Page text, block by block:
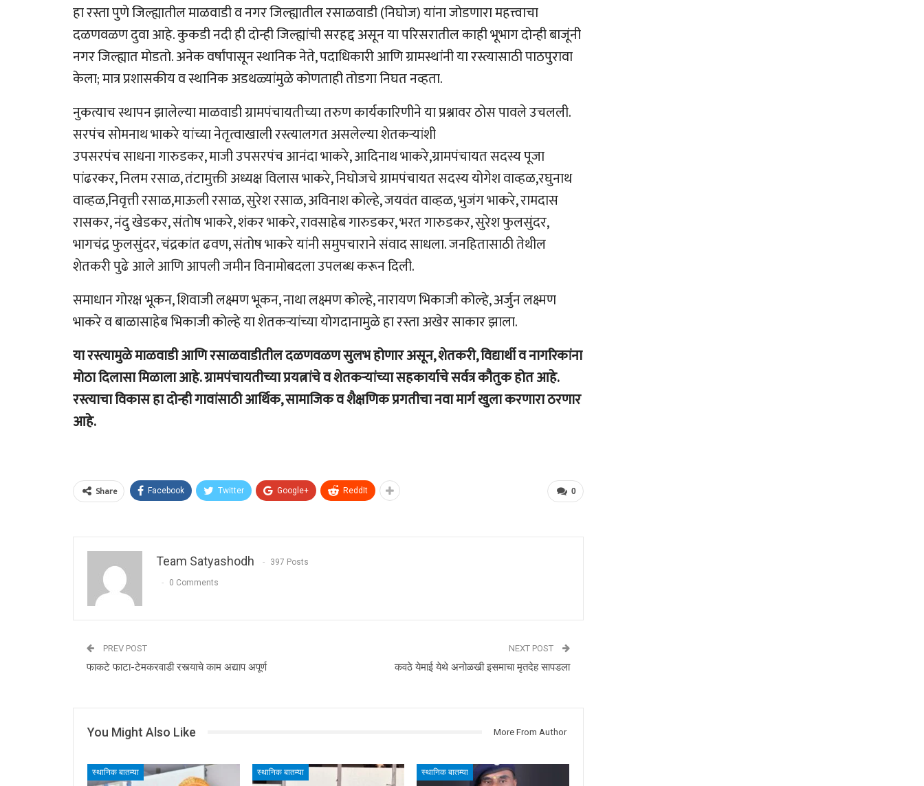
हा रस्ता पुणे जिल्ह्यातील माळवाडी व नगर जिल्ह्यातील रसाळवाडी (निघोज) यांना जोडणारा महत्त्वाचा
दळणवळण दुवा आहे. कुकडी नदी ही दोन्ही जिल्ह्यांची सरहद्द असून या परिसरातील काही भूभाग दोन्ही बाजूंनी
नगर जिल्ह्यात मोडतो. अनेक वर्षांपासून स्थानिक नेते, पदाधिकारी आणि ग्रामस्थांनी या रस्त्यासाठी पाठपुरावा
केला; मात्र प्रशासकीय व स्थानिक अडथळ्यांमुळे कोणताही तोडगा निघत नव्हता.
नुकत्याच स्थापन झालेल्या माळवाडी ग्रामपंचायतीच्या तरुण कार्यकारिणीने या प्रश्नावर ठोस पावले उचलली.
सरपंच सोमनाथ भाकरे यांच्या नेतृत्वाखाली रस्त्यालगत असलेल्या शेतकऱ्यांशी
उपसरपंच साधना गारुडकर, माजी उपसरपंच आनंदा भाकरे, आदिनाथ भाकरे,ग्रामपंचायत सदस्य पूजा
पांढरकर, निलम रसाळ, तंटामुक्ती अध्यक्ष विलास भाकरे, निघोजचे ग्रामपंचायत सदस्य योगेश वाव्हळ,रघुनाथ
वाव्हळ,निवृत्ती रसाळ,माऊली रसाळ, सुरेश रसाळ, अविनाश कोल्हे, जयवंत वाव्हळ, भुजंग भाकरे, रामदास
रासकर, नंदु खेडकर, संतोष भाकरे, शंकर भाकरे, रावसाहेब गारुडकर, भरत गारुडकर, सुरेश फुलसुंदर,
भागचंद्र फुलसुंदर, चंद्रकांत ढवण, संतोष भाकरे यांनी समुपचाराने संवाद साधला. जनहितासाठी तेथील
शेतकरी पुढे आले आणि आपली जमीन विनामोबदला उपलब्ध करून दिली.
समाधान गोरक्ष भूकन, शिवाजी लक्ष्मण भूकन, नाथा लक्ष्मण कोल्हे, नारायण भिकाजी कोल्हे, अर्जुन लक्ष्मण
भाकरे व बाळासाहेब भिकाजी कोल्हे या शेतकऱ्यांच्या योगदानामुळे हा रस्ता अखेर साकार झाला.
या रस्त्यामुळे माळवाडी आणि रसाळवाडीतील दळणवळण सुलभ होणार असून, शेतकरी, विद्यार्थी व नागरिकांना
मोठा दिलासा मिळाला आहे. ग्रामपंचायतीच्या प्रयत्नांचे व शेतकऱ्यांच्या सहकार्याचे सर्वत्र कौतुक होत आहे.
रस्त्याचा विकास हा दोन्ही गावांसाठी आर्थिक, सामाजिक व शैक्षणिक प्रगतीचा नवा मार्ग खुला करणारा ठरणार
आहे.
0
Share Facebook Twitter Google+ ReddIt
Team Satyashodh 397 Posts
0 Comments
PREV POST
फाकटे फाटा-टेमकरवाडी रस्त्याचे काम अद्याप अपूर्ण
NEXT POST
कवठे येमाई येथे अनोळखी इसमाचा मृतदेह सापडला
You Might Also Like More From Author
स्थानिक बातम्या स्थानिक बातम्या स्थानिक बातम्या